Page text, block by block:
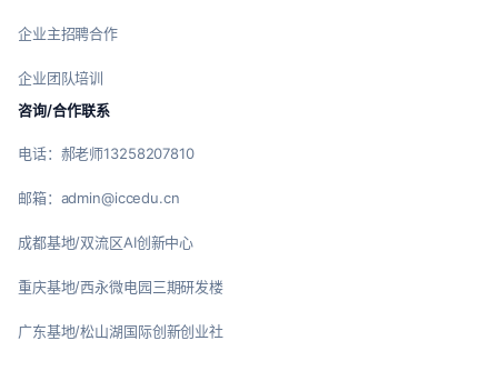
企业主招聘合作
企业团队培训
咨询/合作联系
电话：郝老师13258207810
邮箱：admin@iccedu.cn
成都基地/双流区AI创新中心
重庆基地/西永微电园三期研发楼
广东基地/松山湖国际创新创业社